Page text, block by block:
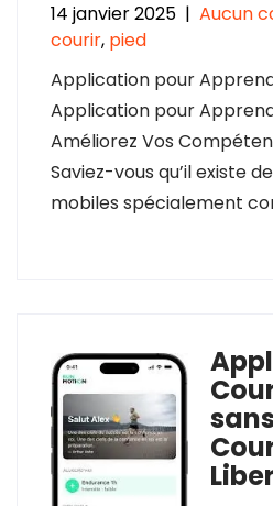
14 janvier 2025 | Aucun
courir, pied
Application pour
Application pour
Améliorez Vos
Saviez-vous qu’il existe
mobiles spécialement